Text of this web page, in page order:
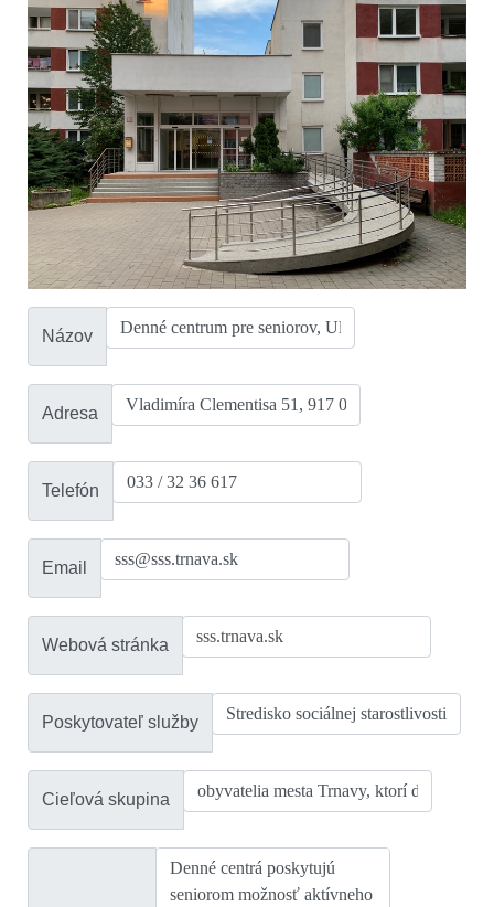
Názov
Adresa
Telefón
Email
Webová stránka
Poskytovateľ služby
Cieľová skupina